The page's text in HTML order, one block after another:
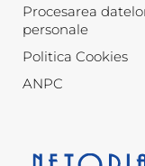
Procesarea
personale
Politica Cookies
ANPC